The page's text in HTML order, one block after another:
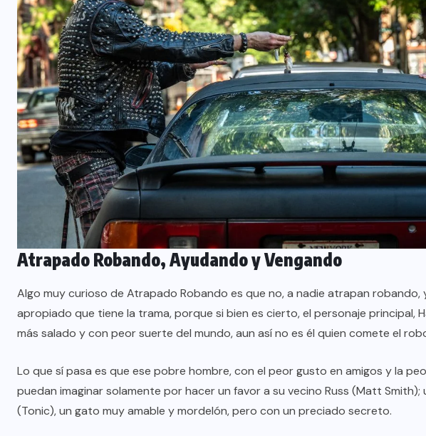
Atrapado Robando, Ayudando y Vengando
Algo muy curioso de Atrapado Robando es que no, a nadie atrapan robando,
apropiado que tiene la trama, porque si bien es cierto, el personaje principal,
más salado y con peor suerte del mundo, aun así no es él quien comete el
Lo que sí pasa es que ese pobre hombre, con el peor gusto en amigos y la
puedan imaginar solamente por hacer un favor a su vecino Russ (Matt
(Tonic), un gato muy amable y mordelón, pero con un preciado secreto.